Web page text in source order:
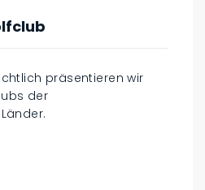
präsentieren wir
der